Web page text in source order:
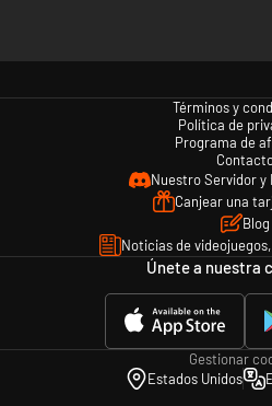
Términos y
Política de
Programa de
Nuestro Servidor y
Canjear una
Blog
Noticias de
Únete a nuestra
Gestionar
Estados Unidos